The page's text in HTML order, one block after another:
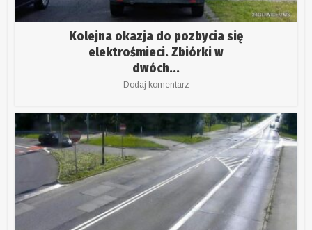
Kolejna okazja do pozbycia się
elektrośmieci. Zbiórki w
dwóch...
Dodaj komentarz